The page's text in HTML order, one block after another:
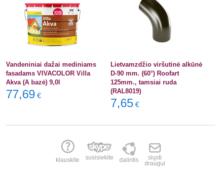
Vandeniniai dažai mediniams
fasadams VIVACOLOR Villa
Akva (A bazė) 9,0l
77,69 €
Lietvamzdžio viršutinė alkūnė
D-90 mm. (60°) Roofart
125mm., tamsiai ruda
(RAL8019)
7,65 €
klauskite susisiekite dalintis
siųsti
draugui